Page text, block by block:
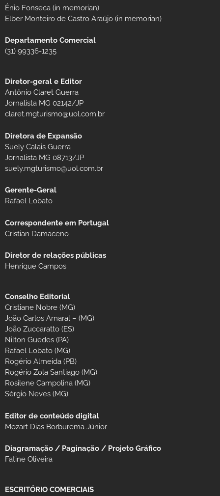
Ênio Fonseca (in memorian)
Elber Monteiro de Castro Araújo (in memorian)
Departamento Comercial
(31) 99336-1235
Diretor-geral e Editor
Antônio Claret Guerra
Jornalista MG 02142/JP
claret.mgturismo@uol.com.br
Diretora de Expansão
Suely Calais Guerra
Jornalista MG 08713/JP
suely.mgturismo@uol.com.br
Gerente-Geral
Rafael Lobato
Correspondente em Portugal
Cristian Damaceno
Diretor de relações públicas
Henrique Campos
Conselho Editorial
Cristiane Nobre (MG)
João Carlos Amaral – (MG)
João Zuccaratto (ES)
Nilton Guedes (PA)
Rafael Lobato (MG)
Rogério Almeida (PB)
Rogério Zola Santiago (MG)
Rosilene Campolina (MG)
Sérgio Neves (MG)
Editor de conteúdo digital
Mozart Dias Borburema Júnior
Diagramação / Paginação / Projeto Gráfico
Fatine Oliveira
ESCRITÓRIO COMERCIAIS